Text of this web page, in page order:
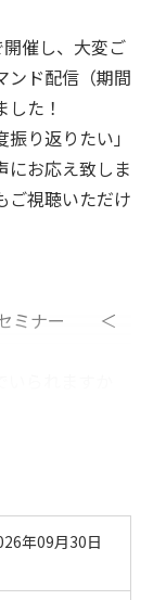
催し、大変ご
ンド配信（期間
た！
り返りたい」
にお応え致しま
ご視聴いただけ
セミナー ＜
年09月30日